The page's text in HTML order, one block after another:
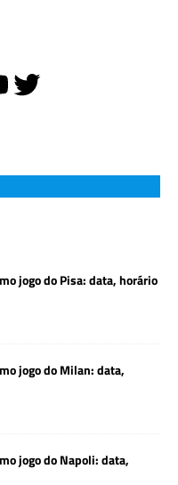
jogo do Pisa: data, horário
jogo do Milan: data,
jogo do Napoli: data,